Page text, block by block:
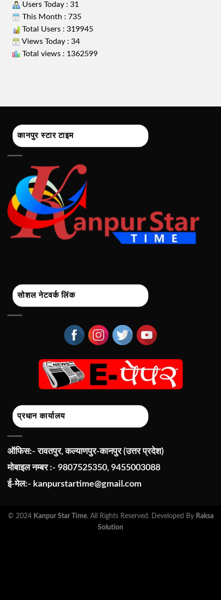
Users Today : 31
This Month : 735
Total Users : 319945
Views Today : 34
Total views : 1362599
कानपुर स्टार टाइम
सोशल नेटवर्क लिंक
प्रधान कार्यालय
ऑफिस:- रावतपुर, कल्याणपुर-कानपुर (उत्तर प्रदेश)
मोबाइल नम्बर :- 9807525350, 9455003088
ई-मेल:- kanpurstartime@gmail.com
© 2024 Kanpur Star Time. All Rights Reserved. Developed By Raksa
Solution